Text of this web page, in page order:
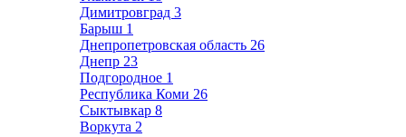
Димитровград 3
Барыш 1
Днепропетровская область 26
Днепр 23
Подгородное 1
Республика Коми 26
Сыктывкар 8
Воркута 2